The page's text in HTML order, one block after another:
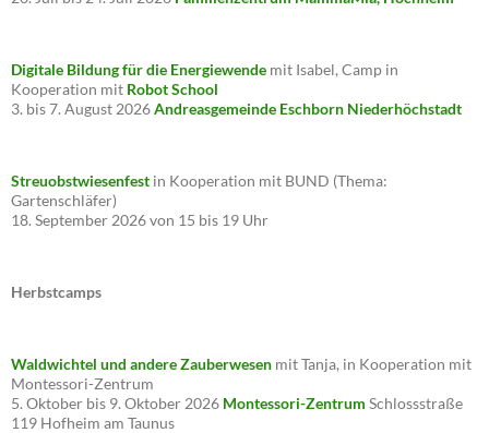
Digitale Bildung für die Energiewende mit Isabel, Camp in
Kooperation mit Robot School
3. bis 7. August 2026Andreasgemeinde Eschborn Niederhöchstadt
Streuobstwiesenfest in Kooperation mit BUND (Thema:
Gartenschläfer)
18. September 2026 von 15 bis 19 Uhr
Herbstcamps
Waldwichtel und andere Zauberwesen mit Tanja, in Kooperation mit
Montessori-Zentrum
5. Oktober bis 9. Oktober 2026 Montessori-Zentrum Schlossstraße
119 Hofheim am Taunus